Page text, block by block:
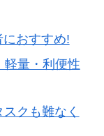
おすすめ!
軽量・利便性
クも難なく